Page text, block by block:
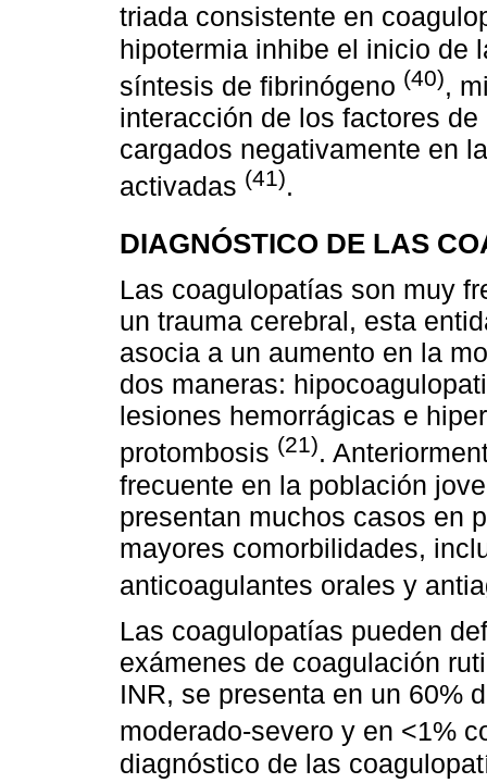
triada consistente en
hipotermia inhibe el inicio de
síntesis de fibrinógeno (40),
interacción de los factores
cargados negativamente en
activadas (41).
DIAGNÓSTICO DE LAS
Las coagulopatías son muy
un trauma cerebral, esta
asocia a un aumento en la
dos maneras:
lesiones hemorrágicas e
protombosis (21).
frecuente en la población
presentan muchos casos en
mayores comorbilidades,
anticoagulantes orales y
Las coagulopatías pueden
exámenes de coagulación
INR, se presenta en un 60%
moderado-severo y en <1%
diagnóstico de las